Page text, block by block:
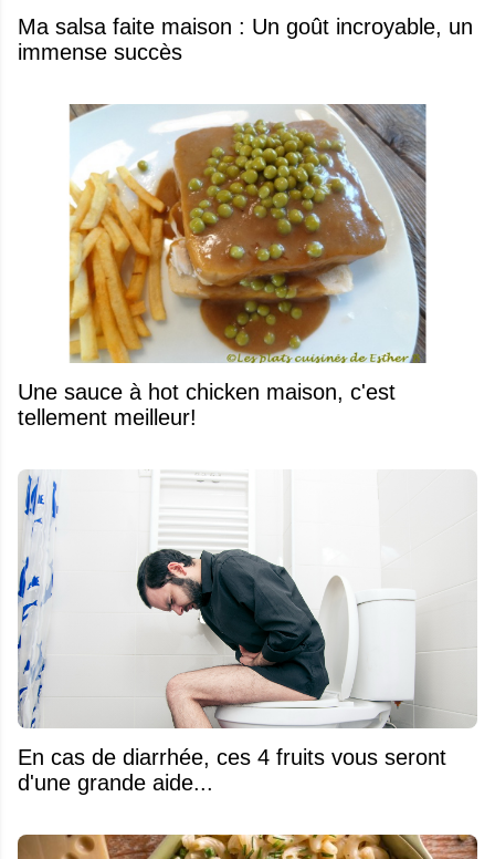
Ma salsa faite maison : Un goût incroyable, un
immense succès
Une sauce à hot chicken maison, c'est
tellement meilleur!
En cas de diarrhée, ces 4 fruits vous seront
d'une grande aide...